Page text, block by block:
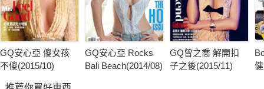
men’s uno是
包含男人感興趣的一切！
GQ安心亞 傻女孩
不傻(2015/10)
GQ安心亞 Rocks
Bali Beach(2014/08)
GQ曾之喬 解開扣
子之後(2015/11)